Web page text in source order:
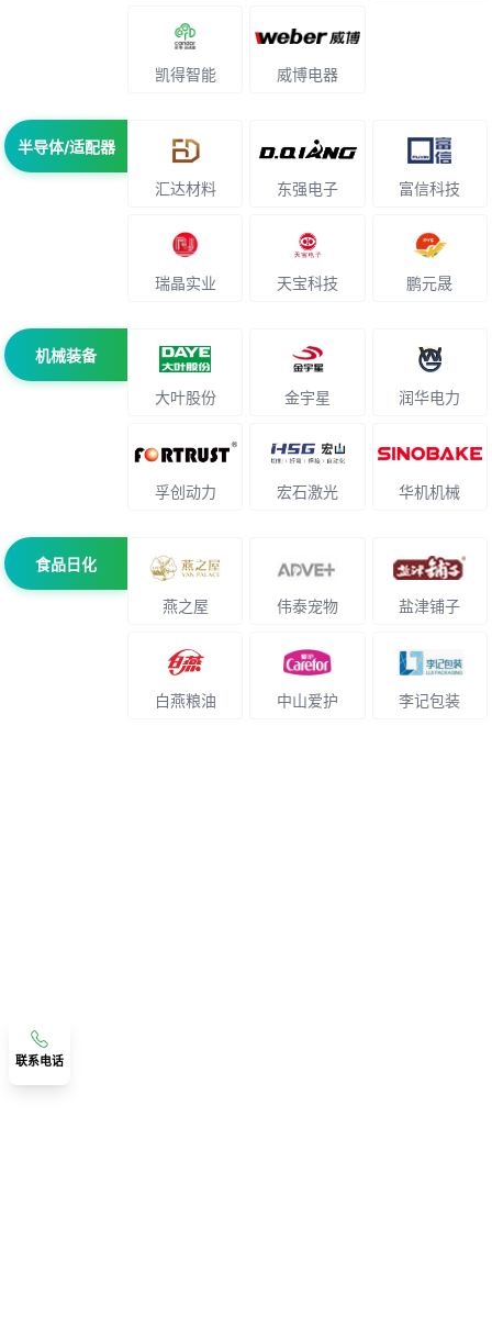
凯得智能 威博电器
半导体/适配器
汇达材料 东强电子 富信科技
瑞晶实业 天宝科技 鹏元晟
机械装备
大叶股份 金宇星 润华电力
孚创动力 宏石激光 华机机械
食品日化
燕之屋 伟泰宠物 盐津铺子
白燕粮油 中山爱护 李记包装
联系电话